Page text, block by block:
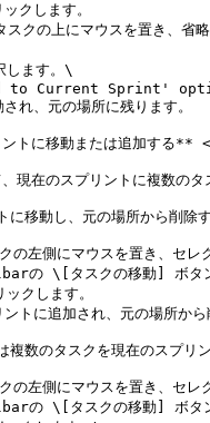
クします。
ます。\
れ、元の場所に残ります。
リントに移動または追
のスプリントに複数のタス
移動し、元の場所から削除
左側にマウスを置き、セレ
\[タスクの移動] ボタン
します。
トに追加され、元の場所から
数のタスクを現在のスプリ
左側にマウスを置き、セレ
\[タスクの移動] ボタン